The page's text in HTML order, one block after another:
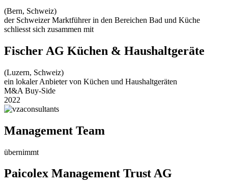
(Bern, Schweiz)
der Schweizer Marktführer in den Bereichen Bad und Küche
schliesst sich zusammen mit
Fischer AG Küchen & Haushaltgeräte
(Luzern, Schweiz)
ein lokaler Anbieter von Küchen und Haushaltgeräten
M&A Buy-Side
2022
Management Team
übernimmt
Paicolex Management Trust AG